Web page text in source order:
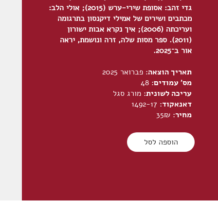
גדי זהב: אסופת שירי-ערש (2015); אולי הלב:
מכתבים ושירים של אמילי דיקנסון בתרגומה
ועריכתה (2006); איך נקרא אבות ישורון
(2011). ספר מסות שלה, זרה ונושמת, יראה
אור ב־2025.
תאריך הוצאה: פברואר 2025
מס׳ עמודים:
עריכה לשונית: מורג סגל
דאנאקוד:
מחיר:
הוספה לסל